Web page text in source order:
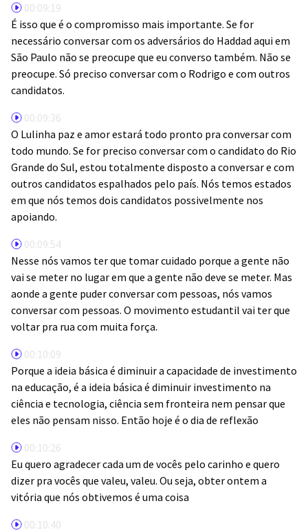
00:09:19
É isso que é o compromisso mais importante. Se for
necessário conversar com os adversários do Haddad aqui em
São Paulo não se preocupe que eu converso também. Não se
preocupe. Só preciso conversar com o Rodrigo e com outros
candidatos.
00:09:36
O Lulinha paz e amor estará todo pronto pra conversar com
todo mundo. Se for preciso conversar com o candidato do Rio
Grande do Sul, estou totalmente disposto a conversar e com
outros candidatos espalhados pelo país. Nós temos estados
em que nós temos dois candidatos possivelmente nos
apoiando.
00:09:54
Nesse nós vamos ter que tomar cuidado porque a gente não
vai se meter no lugar em que a gente não deve se meter. Mas
aonde a gente puder conversar com pessoas, nós vamos
conversar com pessoas. O movimento estudantil vai ter que
voltar pra rua com muita força.
00:10:09
Porque a ideia básica é diminuir a capacidade de investimento
na educação, é a ideia básica é diminuir investimento na
ciência e tecnologia, ciência sem fronteira nem pensar que
eles não pensam nisso. Então hoje é o dia de reflexão
00:10:26
Eu quero agradecer cada um de vocês pelo carinho e quero
dizer pra vocês que valeu, valeu. Ou seja, obter ontem a
vitória que nós obtivemos é uma coisa
00:10:40